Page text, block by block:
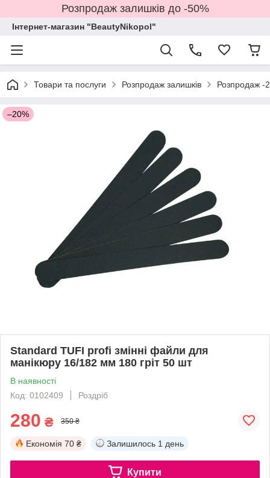
Розпродаж залишків до -50%
Інтернет-магазин "BeautyNikopol"
Товари та послуги Розпродаж залишків Розпродаж -
–20%
Standard TUFI profi змінні файли для
манікюру 16/182 мм 180 гріт 50 шт
В наявності
Код: 0102409
Роздріб
280 ₴ 350 ₴
Економія 70 ₴ Залишилось 1 день
Купити